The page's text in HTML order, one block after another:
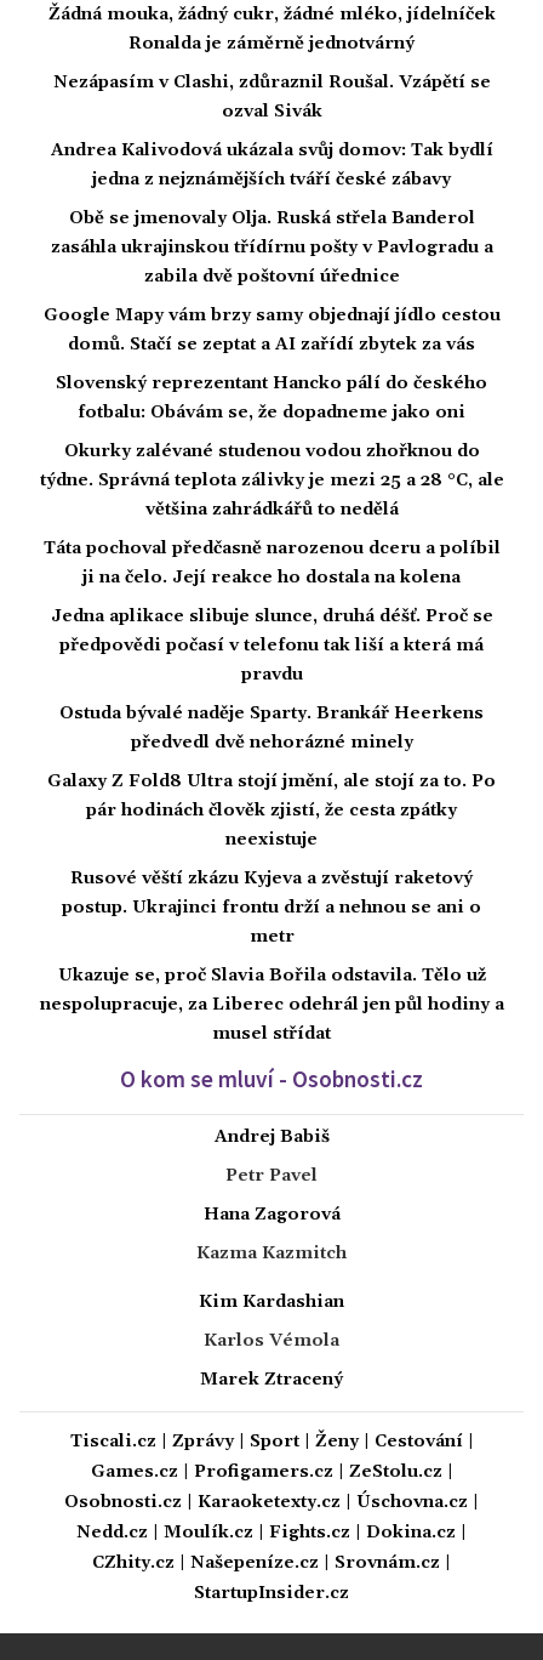
Žádná mouka, žádný cukr, žádné mléko, jídelníček
Ronalda je záměrně jednotvárný
Nezápasím v Clashi, zdůraznil Roušal. Vzápětí se
ozval Sivák
Andrea Kalivodová ukázala svůj domov: Tak bydlí
jedna z nejznámějších tváří české zábavy
Obě se jmenovaly Olja. Ruská střela Banderol
zasáhla ukrajinskou třídírnu pošty v Pavlogradu a
zabila dvě poštovní úřednice
Google Mapy vám brzy samy objednají jídlo cestou
domů. Stačí se zeptat a AI zařídí zbytek za vás
Slovenský reprezentant Hancko pálí do českého
fotbalu: Obávám se, že dopadneme jako oni
Okurky zalévané studenou vodou zhořknou do
týdne. Správná teplota zálivky je mezi 25 a 28 °C, ale
většina zahrádkářů to nedělá
Táta pochoval předčasně narozenou dceru a políbil
ji na čelo. Její reakce ho dostala na kolena
Jedna aplikace slibuje slunce, druhá déšť. Proč se
předpovědi počasí v telefonu tak liší a která má
pravdu
Ostuda bývalé naděje Sparty. Brankář Heerkens
předvedl dvě nehorázné minely
Galaxy Z Fold8 Ultra stojí jmění, ale stojí za to. Po
pár hodinách člověk zjistí, že cesta zpátky
neexistuje
Rusové věští zkázu Kyjeva a zvěstují raketový
postup. Ukrajinci frontu drží a nehnou se ani o
metr
Ukazuje se, proč Slavia Bořila odstavila. Tělo už
nespolupracuje, za Liberec odehrál jen půl hodiny a
musel střídat
O kom se mluví - Osobnosti.cz
Andrej Babiš
Petr Pavel
Hana Zagorová
Kazma Kazmitch
Kim Kardashian
Karlos Vémola
Marek Ztracený
Tiscali.cz Zprávy| Sport| Ženy| Cestování|
Games.cz
Profigamers.cz ZeStolu.cz
Osobnosti.cz
Karaoketexty.cz Úschovna.cz
Nedd.cz
Moulík.cz Fights.cz Dokina.cz
CZhity.cz
Našepeníze.cz Srovnám.cz
StartupInsider.cz